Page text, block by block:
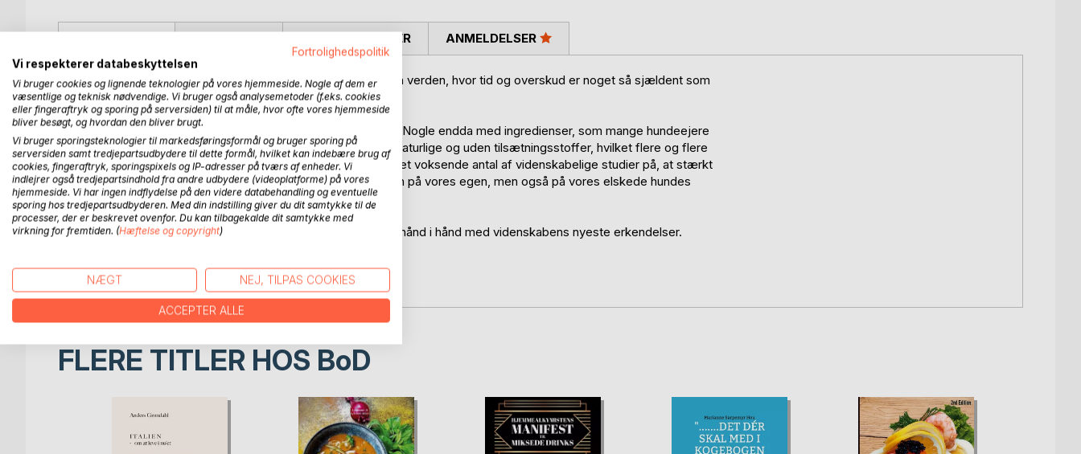
En snackbog til hunde? Giver det overhovedet mening i en verden, hvor tid og overskud er noget så sjældent som
en lottogevinst? Svaret er JA!
De fleste af Stines opskrifter er nemme, hurtige og ligetil. Nogle endda med ingredienser, som mange hundeejere
allerede har i køkkenet. Alle snacks og godbidder er helt naturlige og uden tilsætningsstoffer, hvilket flere og flere
hundeejere er begyndt at sætte pris på. Derudover tyder et voksende antal af videnskabelige studier på, at stærkt
forarbejdet mad og foder har en skadelig effekt - ikke kun på vores egen, men også på vores elskede hundes
sundhed.
Stines godbidder er minimalt forarbejdede, og går derfor hånd i hånd med videnskabens nyeste erkendelser.
- Ann-Kristin Meyer
HundefoderNørden
PRESSEN SKRIVER ANMELDELSER
FLERE TITLER HOS BoD
Fortrolighedspolitik
Vi respekterer databeskyttelsen
Vi bruger cookies og lignende teknologier på vores hjemmeside. Nogle af dem er
væsentlige og teknisk nødvendige. Vi bruger også analysemetoder (f.eks. cookies
eller fingeraftryk og sporing på serversiden) til at måle, hvor ofte vores hjemmeside
bliver besøgt, og hvordan den bliver brugt.
Vi bruger sporingsteknologier til markedsføringsformål og bruger sporing på
serversiden samt tredjepartsudbydere til dette formål, hvilket kan indebære brug af
cookies, fingeraftryk, sporingspixels og IP-adresser på tværs af enheder. Vi
indlejrer også tredjepartsindhold fra andre udbydere (videoplatforme) på vores
hjemmeside. Vi har ingen indflydelse på den videre databehandling og eventuelle
sporing hos tredjepartsudbyderen. Med din indstilling giver du dit samtykke til de
processer, der er beskrevet ovenfor. Du kan tilbagekalde dit samtykke med
virkning for fremtiden. (Hæftelse og copyright)
NÆGT NEJ, TILPAS COOKIES
ACCEPTER ALLE